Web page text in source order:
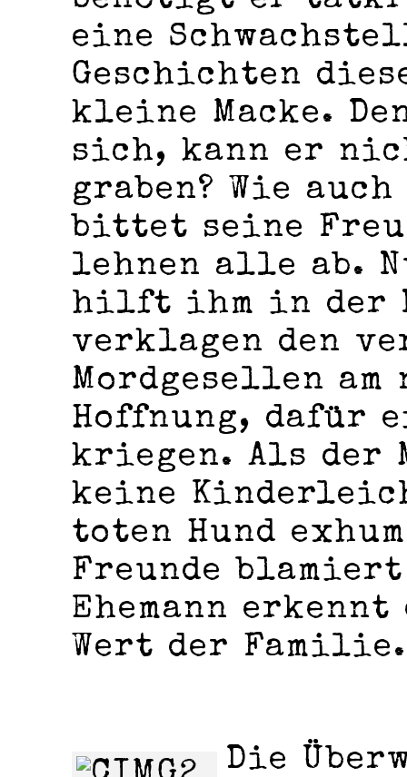
eine
Geschichten
kleine Macke.
sich, kann er
graben? Wie
bittet seine
lehnen alle ab.
hilft ihm in der
verklagen den
Mordgesellen
Hoffnung, dafür
kriegen. Als der
keine
toten Hund
Freunde
Ehemann
Wert der Familie.
Die